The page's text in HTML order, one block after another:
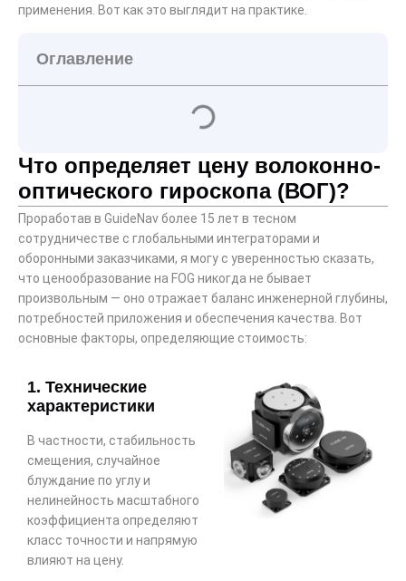
применения. Вот как это выглядит на практике.
Оглавление
Что определяет цену волоконно-
оптического гироскопа (ВОГ)?
Проработав в GuideNav более 15 лет в тесном
сотрудничестве с глобальными интеграторами и
оборонными заказчиками, я могу с уверенностью сказать,
что ценообразование на FOG никогда не бывает
произвольным — оно отражает баланс инженерной глубины,
потребностей приложения и обеспечения качества. Вот
основные факторы, определяющие стоимость:
1. Технические
характеристики
В частности, стабильность
смещения, случайное
блуждание по углу и
нелинейность масштабного
коэффициента определяют
класс точности и напрямую
влияют на цену.